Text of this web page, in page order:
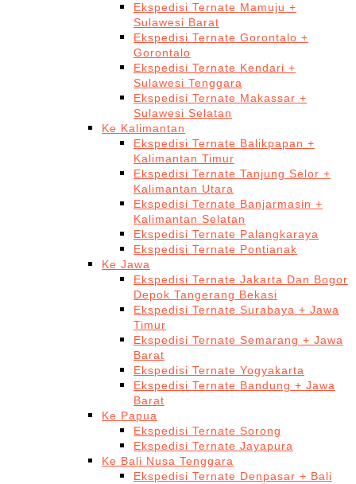
Ekspedisi Ternate Mamuju +
Sulawesi Barat
Ekspedisi Ternate Gorontalo +
Gorontalo
Ekspedisi Ternate Kendari +
Sulawesi Tenggara
Ekspedisi Ternate Makassar +
Sulawesi Selatan
Ke Kalimantan
Ekspedisi Ternate Balikpapan +
Kalimantan Timur
Ekspedisi Ternate Tanjung Selor +
Kalimantan Utara
Ekspedisi Ternate Banjarmasin +
Kalimantan Selatan
Ekspedisi Ternate Palangkaraya
Ekspedisi Ternate Pontianak
Ke Jawa
Ekspedisi Ternate Jakarta Dan Bogor
Depok Tangerang Bekasi
Ekspedisi Ternate Surabaya + Jawa
Timur
Ekspedisi Ternate Semarang + Jawa
Barat
Ekspedisi Ternate Yogyakarta
Ekspedisi Ternate Bandung + Jawa
Barat
Ke Papua
Ekspedisi Ternate Sorong
Ekspedisi Ternate Jayapura
Ke Bali Nusa Tenggara
Ekspedisi Ternate Denpasar + Bali